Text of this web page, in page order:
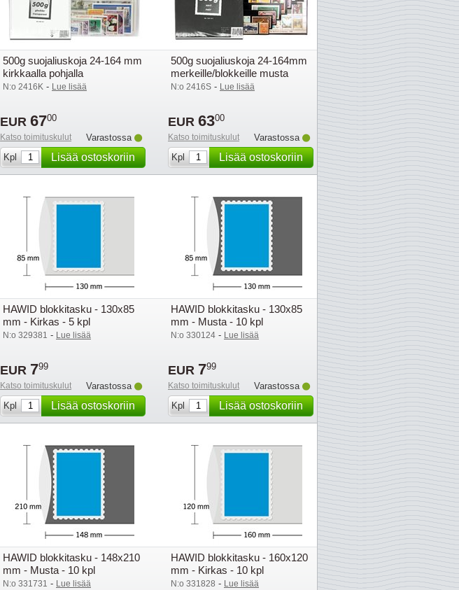
500g suojaliuskoja 24-164 mm
kirkkaalla pohjalla
N:o 2416K - Lue lisää
EUR 6700
Katso toimituskulut
Varastossa
Kpl
Lisää ostoskoriin
500g suojaliuskoja 24-164mm
merkeille/blokkeille musta
N:o 2416S - Lue lisää
EUR 6300
Katso toimituskulut
Varastossa
Kpl
Lisää ostoskoriin
HAWID blokkitasku - 130x85
mm - Kirkas - 5 kpl
N:o 329381 - Lue lisää
EUR 799
Katso toimituskulut
Varastossa
Kpl
Lisää ostoskoriin
HAWID blokkitasku - 130x85
mm - Musta - 10 kpl
N:o 330124 - Lue lisää
EUR 799
Katso toimituskulut
Varastossa
Kpl
Lisää ostoskoriin
HAWID blokkitasku - 148x210
mm - Musta - 10 kpl
N:o 331731 - Lue lisää
HAWID blokkitasku - 160x120
mm - Kirkas - 10 kpl
N:o 331828 - Lue lisää